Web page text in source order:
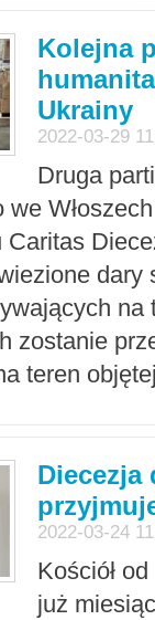
Kolejna
Ukrainy
2022-03-29
Druga
Caritas
dary
na
zostanie
teren
Diecezja
2022-03-24
Kościół
już